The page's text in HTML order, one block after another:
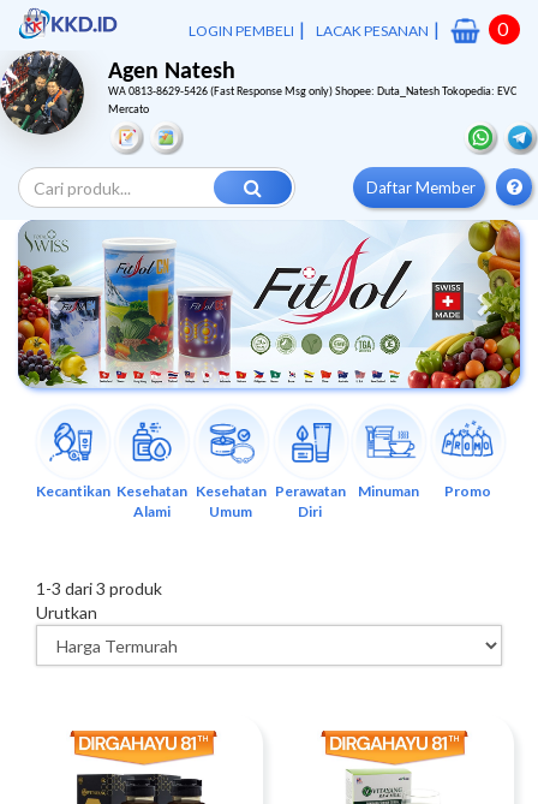
LOGIN PEMBELI | LACAK PESANAN | 0
Agen Natesh
WA 0813-8629-5426 (Fast Response Msg only) Shopee: Duta_Natesh Tokopedia: EVC
Mercato
Daftar Member
Previous Next
Kecantikan Kesehatan
Alami
Kesehatan
Umum
Perawatan
Diri
Minuman Promo
1 -3 dari3 produk
Urutkan